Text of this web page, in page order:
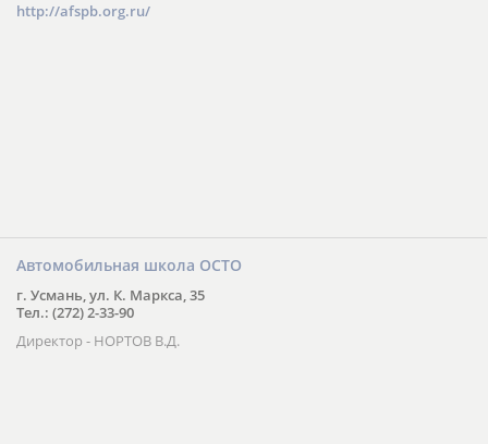
http://afspb.org.ru/
Автомобильная школа ОСТО
г. Усмань, ул. К. Маркса, 35
Тел.: (272) 2-33-90
Директор - НОРТОВ В.Д.